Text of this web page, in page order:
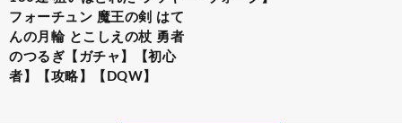
フォーチュン 魔王の剣 はて
んの月輪 とこしえの杖 勇者
のつるぎ【ガチャ】【初心
者】【攻略】【DQW】